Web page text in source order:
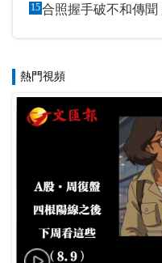
15
熱門視頻